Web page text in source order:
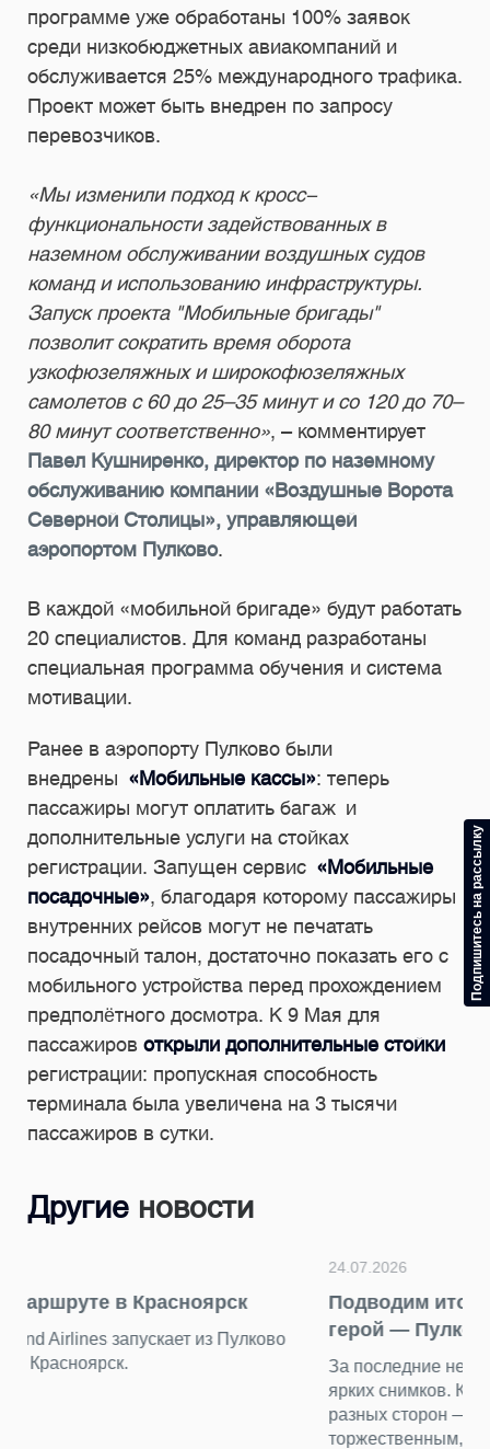
программе уже обработаны 100% заявок
среди низкобюджетных авиакомпаний и
обслуживается 25% международного трафика.
Проект может быть внедрен по запросу
перевозчиков.
«Мы изменили подход к кросс-
функциональности задействованных в
наземном обслуживании воздушных судов
команд и использованию инфраструктуры.
Запуск проекта "Мобильные бригады"
позволит сократить время оборота
узкофюзеляжных и широкофюзеляжных
самолетов с 60 до 25–35 минут и со 120 до 70–
80 минут соответственно», – комментирует
Павел Кушниренко, директор по наземному
обслуживанию компании «Воздушные Ворота
Северной Столицы», управляющей
аэропортом Пулково.
В каждой «мобильной бригаде» будут работать
20 специалистов. Для команд разработаны
специальная программа обучения и система
мотивации.
Ранее в аэропорту Пулково были
внедрены «Мобильные кассы»: теперь
пассажиры могут оплатить багаж и
дополнительные услуги на стойках
регистрации. Запущен сервис «Мобильные
посадочные», благодаря которому пассажиры
внутренних рейсов могут не печатать
посадочный талон, достаточно показать его с
мобильного устройства перед прохождением
предполётного досмотра. К 9 Мая для
пассажиров открыли дополнительные стойки
регистрации: пропускная способность
терминала была увеличена на 3 тысячи
пассажиров в сутки.
Другие новости
Подводим итоги фотоконкурса «Главный
герой — Пулково»
За последние недели мы получили от вас десятки
ярких снимков. Каждый кадр показал аэропорт с
разных сторон — динамичным, уютным, строгим и
торжественным, романтичным и очень
Подпишитесь на рассылку